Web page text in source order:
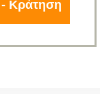
- Κράτηση